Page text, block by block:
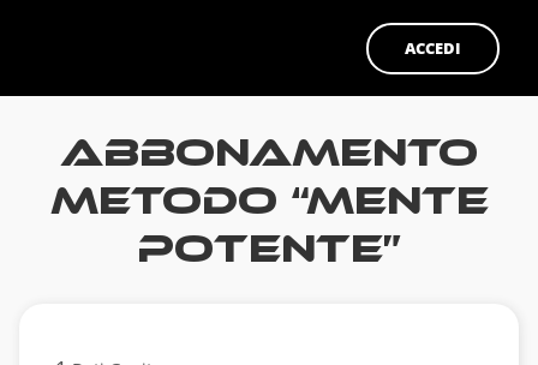
ACCEDI
Abbonamento
METODO “MENTE
POTENTE”